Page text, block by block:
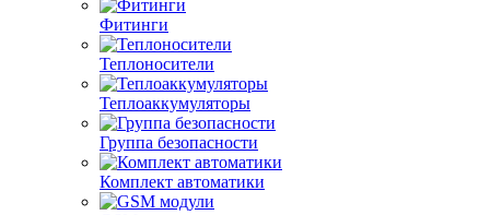
Фитинги
Теплоносители
Теплоаккумуляторы
Группа безопасности
Комплект автоматики